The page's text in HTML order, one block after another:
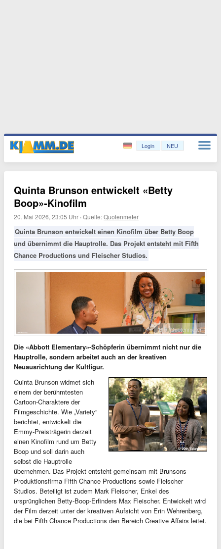
Login NEU
Quinta Brunson entwickelt «Betty
Boop»-Kinofilm
20. Mai 2026, 23:05 Uhr ·Quelle:Quotenmeter
Quinta Brunson entwickelt einen Kinofilm über Betty Boop
und übernimmt die Hauptrolle. Das Projekt entsteht mit Fifth
Chance Productions und Fleischer Studios.
Bild: Quotenmeter
Die «Abbott Elementary»-Schöpferin übernimmt nicht nur die
Hauptrolle, sondern arbeitet auch an der kreativen
Neuausrichtung der Kultfigur.
Quinta Brunson widmet sich
einem der berühmtesten
Cartoon-Charaktere der
Filmgeschichte. Wie „Variety“
berichtet, entwickelt die
Emmy-Preisträgerin derzeit
einen Kinofilm rund um Betty
Boop und soll darin auch
selbst die Hauptrolle
übernehmen. Das Projekt entsteht gemeinsam mit Brunsons
Produktionsfirma Fifth Chance Productions sowie Fleischer
Studios. Beteiligt ist zudem Mark Fleischer, Enkel des
ursprünglichen Betty-Boop-Erfinders Max Fleischer. Entwickelt wird
der Film derzeit unter der kreativen Aufsicht von Erin Wehrenberg,
die bei Fifth Chance Productions den Bereich Creative Affairs leitet.